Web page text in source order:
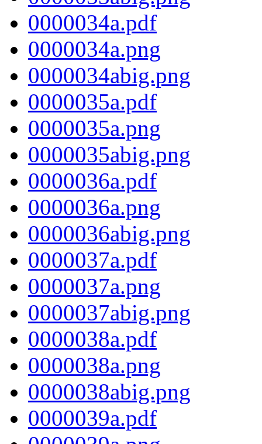
0000034a.pdf
0000034a.png
0000034abig.png
0000035a.pdf
0000035a.png
0000035abig.png
0000036a.pdf
0000036a.png
0000036abig.png
0000037a.pdf
0000037a.png
0000037abig.png
0000038a.pdf
0000038a.png
0000038abig.png
0000039a.pdf